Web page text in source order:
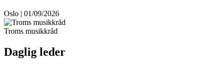
Oslo | 01/09/2026
Troms musikkråd
Daglig leder